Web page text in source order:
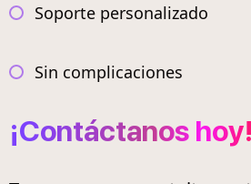
Soporte personalizado
Sin complicaciones
¡Contáctanos hoy!